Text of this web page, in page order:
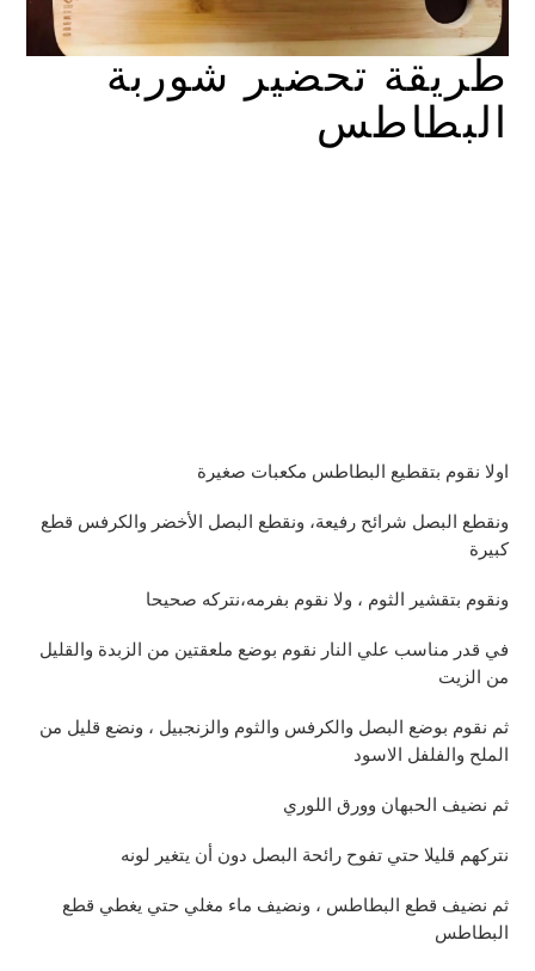
طريقة تحضير شوربة
البطاطس
اولا نقوم بتقطيع البطاطس مكعبات صغيرة
ونقطع البصل شرائح رفيعة، ونقطع البصل الأخضر والكرفس قطع
كبيرة
ونقوم بتقشير الثوم ، ولا نقوم بفرمه،نتركه صحيحا
في قدر مناسب علي النار نقوم بوضع ملعقتين من الزبدة والقليل
من الزيت
ثم نقوم بوضع البصل والكرفس والثوم والزنجبيل ، ونضع قليل من
الملح والفلفل الاسود
ثم نضيف الحبهان وورق اللوري
نتركهم قليلا حتي تفوح رائحة البصل دون أن يتغير لونه
ثم نضيف قطع البطاطس ، ونضيف ماء مغلي حتي يغطي قطع
البطاطس